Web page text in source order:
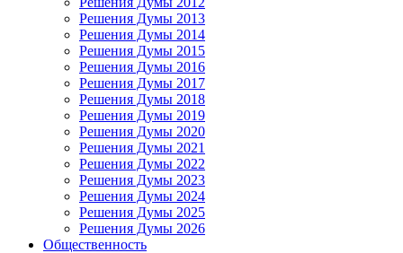
Решения Думы 2013
Решения Думы 2014
Решения Думы 2015
Решения Думы 2016
Решения Думы 2017
Решения Думы 2018
Решения Думы 2019
Решения Думы 2020
Решения Думы 2021
Решения Думы 2022
Решения Думы 2023
Решения Думы 2024
Решения Думы 2025
Решения Думы 2026
Общественность